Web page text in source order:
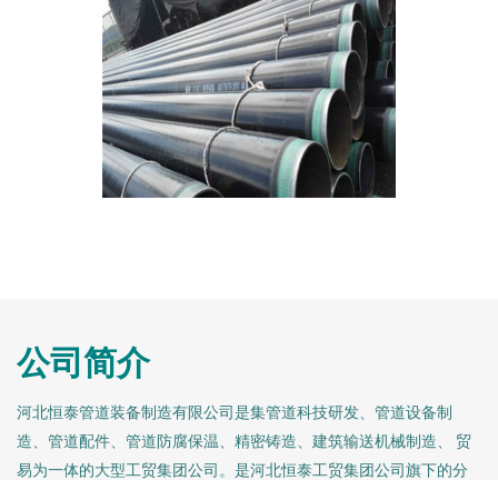
公司简介
河北恒泰管道装备制造有限公司是集管道科技研发、管道设备制
造、管道配件、管道防腐保温、精密铸造、建筑输送机械制造、 贸
易为一体的大型工贸集团公司。是河北恒泰工贸集团公司旗下的分